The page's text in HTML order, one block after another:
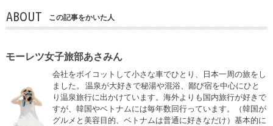
ABOUT この記事をかいた人
モーレツ女子旅部あさみん
会社をボイコットして小さな車でひとり、日本一周の旅をし
ました。 温泉が大好きで秘湯や混浴、鄙び宿を中心にひと
り温泉旅行に出かけています。海外よりも国内旅行が好きで
すが、韓国やベトナムには毎年数回行っています。（韓国が
グルメと美容目的、ベトナムは普通に好きなだけ）基本的に